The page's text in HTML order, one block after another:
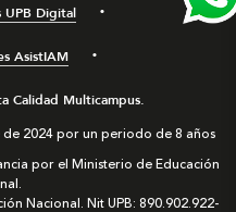
UPB Digital
AsistIAM
Calidad Multicampus.
2024 por un periodo de 8 años
por el Ministerio de Educación
Nacional. Nit UPB: 890.902.922-